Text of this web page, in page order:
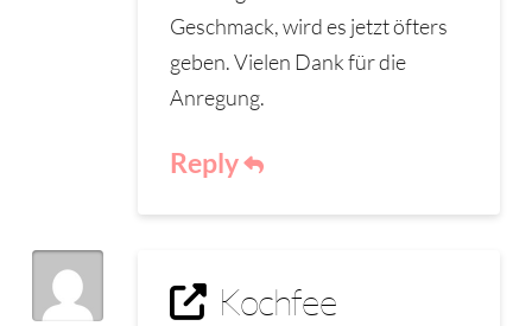
Geschmack, wird es jetzt öfters
geben. Vielen Dank für die
Anregung.
Reply
Kochfee